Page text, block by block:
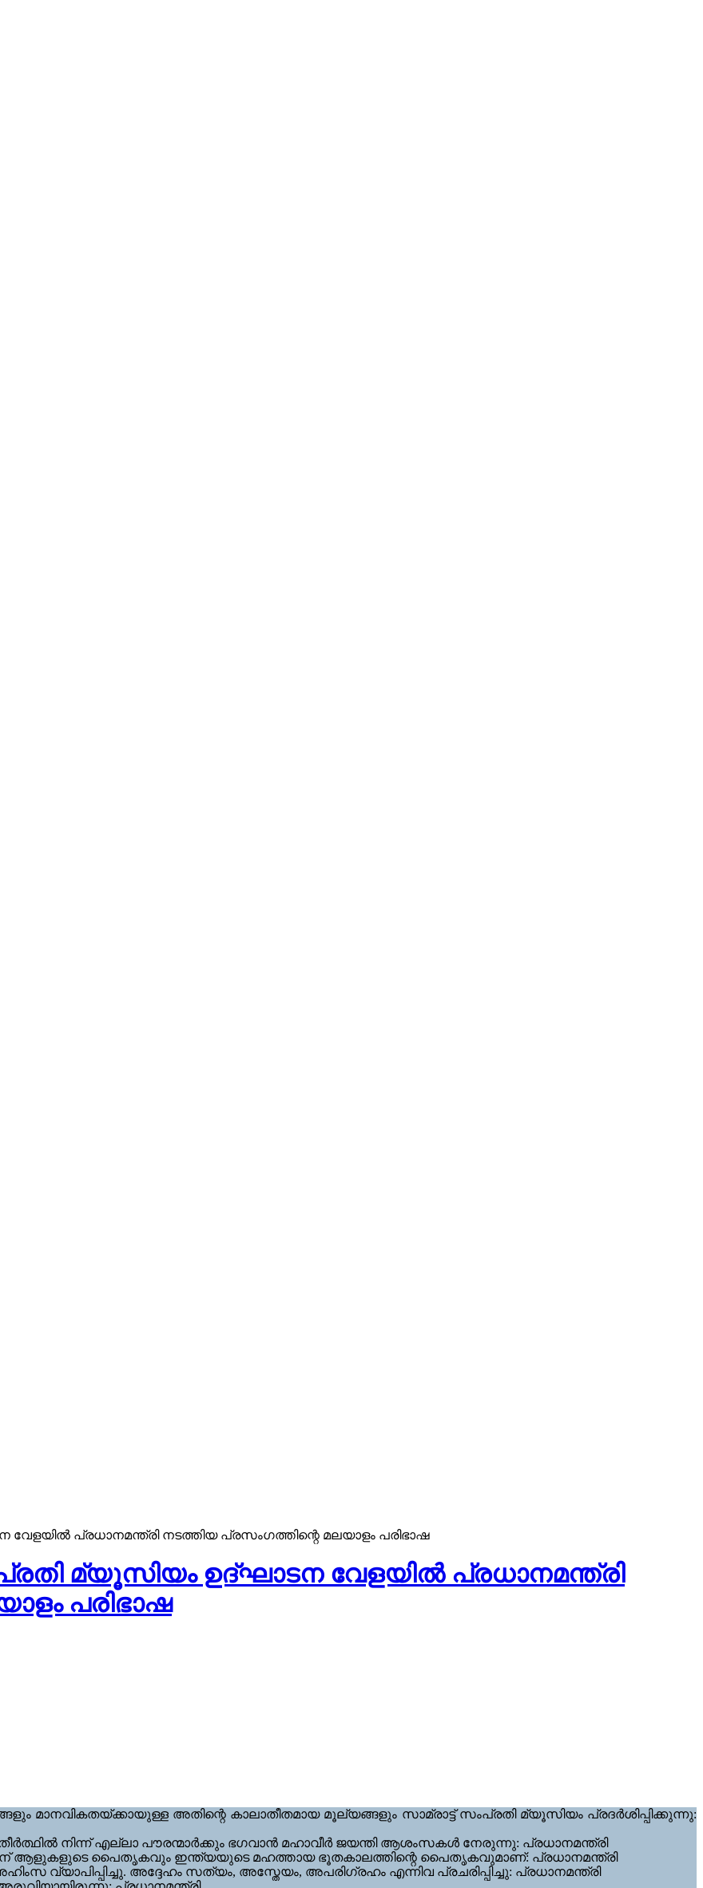
പ്രധാനമന്ത്രി നടത്തിയ പ്രസംഗത്തിന്റെ മലയാളം പരിഭാഷ
മ്യൂസിയം ഉദ്ഘാടന വേളയിൽ പ്രധാനമന്ത്രി
പരിഭാഷ
മാനവികതയ്ക്കായുള്ള അതിന്റെ കാലാതീതമായ മൂല്യങ്ങളും സാമ്രാട്ട് സംപ്രതി മ്യൂസിയം പ്രദർശിപ്പിക്കുന്നു:
നിന്ന് എല്ലാ പൗരന്മാർക്കും ഭഗവാൻ മഹാവീർ ജയന്തി ആശംസകൾ നേരുന്നു: പ്രധാനമന്ത്രി
ആളുകളുടെ പൈതൃകവും ഇന്ത്യയുടെ മഹത്തായ ഭൂതകാലത്തിന്റെ പൈതൃകവുമാണ്: പ്രധാനമന്ത്രി
വ്യാപിപ്പിച്ചു. അദ്ദേഹം സത്യം, അസ്തേയം, അപരിഗ്രഹം എന്നിവ പ്രചരിപ്പിച്ചു: പ്രധാനമന്ത്രി